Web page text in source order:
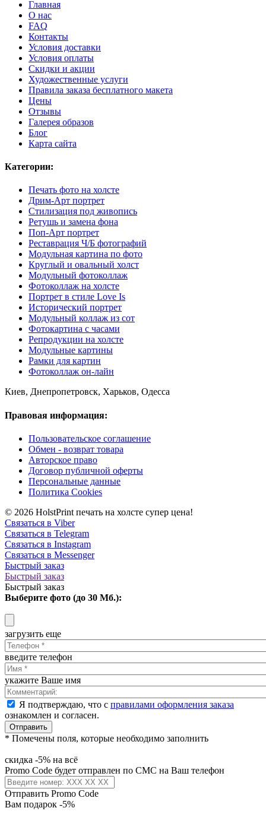
Главная
О нас
FAQ
Контакты
Условия доставки
Условия оплаты
Скидки и акции
Художественные услуги
Правила заказа бесплатного макета
Цены
Отзывы
Галерея образов
Блог
Карта сайта
Категории:
Печать фото на холсте
Дрим-Арт портрет
Стилизация под живопись
Ретушь и замена фона
Поп-Арт портрет
Реставрация Ч/Б фотографий
Модульная картина по фото
Круглый и овальный холст
Модульный фотоколлаж
Фотоколлаж на холсте
Портрет в стиле Love Is
Исторический портрет
Модульный коллаж из сот
Фотокартина с часами
Репродукции на холсте
Модульные картины
Рамки для картин
Фотоколлаж он-лайн
Киев, Днепропетровск, Харьков, Одесса
Правовая информация:
Пользовательское соглашение
Обмен - возврат товара
Авторское право
Договор публичной оферты
Персональные данные
Политика Cookies
© 2026 HolstPrint печать на холсте супер цена!
Связаться в Viber
Связаться в Telegram
Связаться в Instagram
Связаться в Messenger
Быстрый заказ
Быстрый заказ
Быстрый заказ
Выберите фото (до 30 Мб.):
загрузить еще
введите телефон
укажите Ваше имя
Я подтверждаю, что с правилами оформления заказа
ознакомлен и согласен.
Отправить
* Помечены поля, которые необходимо заполнить
скидка -5% на всё
Promo Code будет отправлен по СМС на Ваш телефон
Отправить Promo Code
Вам подарок -5%